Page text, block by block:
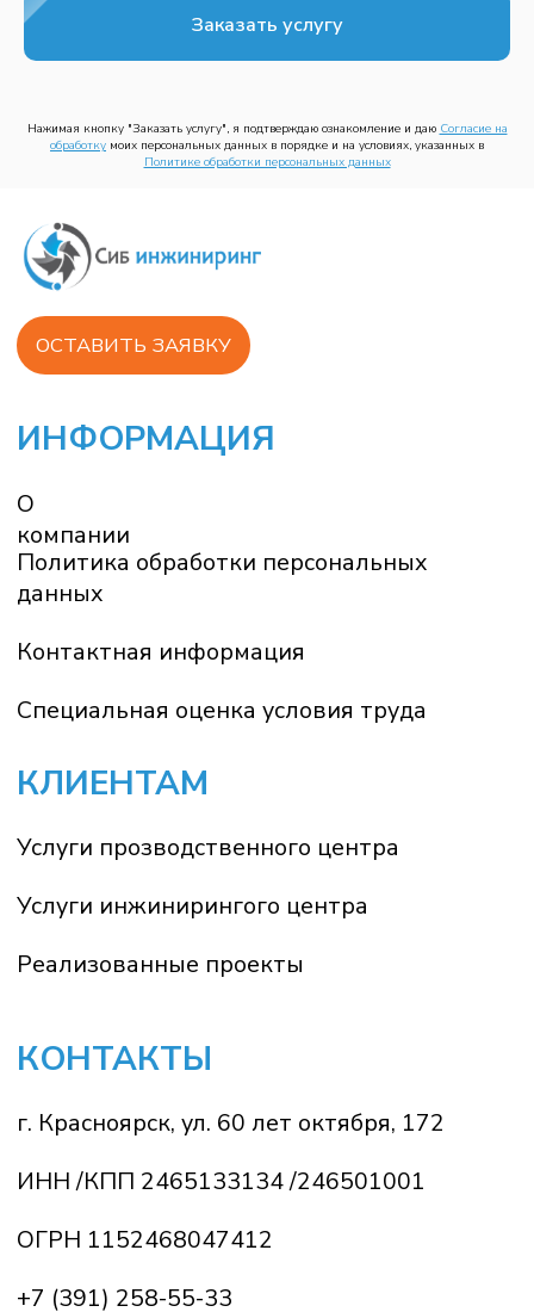
Заказать услугу
Нажимая кнопку "Заказать услугу", я подтверждаю ознакомление и даю Согласие на
обработку моих персональных данных в порядке и на условиях, указанных в
Политике обработки персональных данных
КЛИЕНТАМ
Услуги прозводственного центра
Реализованные проекты
КОНТАКТЫ
г. Красноярск, ул. 60 лет октября, 172
ОГРН 1152468047412